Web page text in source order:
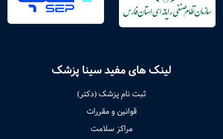
لینک های مفید سینا پزشک
ثبت نام پزشک (دکتر)
قوانین و مقررات
مراکز سلامت